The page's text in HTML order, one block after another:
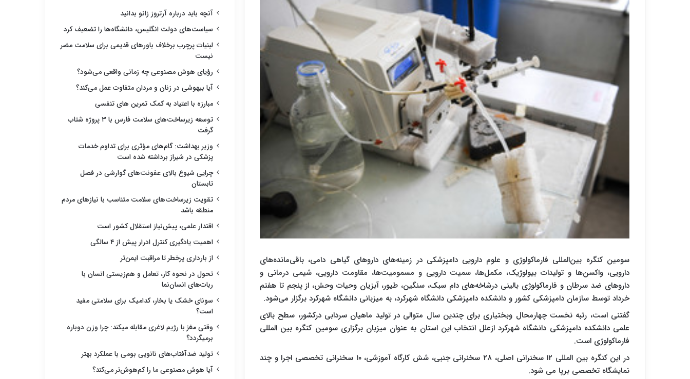
سومین کنگره بین‌المللی فارماکولوژی و علوم دارویی دامپزشکی در زمینه‌های داروهای گیاهی دامی، باقی‌مانده‌های
دارویی، واکسن‌ها و تولیدات بیولوژیک، مکمل‌ها، سمیت دارویی و مسمومیت‌ها، مقاومت دارویی، شیمی درمانی و
داروهای ضد سرطان و فارماکولوژی بالینی درشاخه‌های دام سبک، سنگین، طیور، آبزیان وحیات ‌وحش، از پنجم تا هفتم
خرداد توسط سازمان دامپزشکی کشور و دانشکده دامپزشکی دانشگاه شهرکرد، به میزبانی دانشگاه شهرکرد برگزار می‏‌شود.
گفتنی است، رتبه نخست چهارمحال وبختیاری برای چندین سال متوالی در تولید ماهیان سردابی درکشور، سطح بالای
علمی دانشکده دامپزشکی دانشگاه شهرکرد ازعلل انتخاب این استان به عنوان میزبان برگزاری سومین کنگره بین المللی
فارماکولوژی است.
در این کنگره بین المللی ۱۲ سخنرانی اصلی، ۲۸ سخنرانی جنبی، شش کارگاه آموزشی، ۱۰ سخنرانی تخصصی اجرا و چند
نمایشگاه تخصصی برپا می شود.
آنچه باید درباره آرتروز زانو بدانید
سیاست‌های دولت انگلیس، دانشگاه‌ها را تضعیف کرد
لبنیات پرچرب برخلاف باورهای قدیمی برای سلامت مضر
نیست
رؤیای هوش مصنوعی چه زمانی واقعی می‌شود؟
آیا بیهوشی در زنان و مردان متفاوت عمل می‌کند؟
مبارزه با اعتیاد به کمک تمرین های تنفسی
توسعه زیرساخت‌های سلامت فارس با ۳ پروژه شتاب
گرفت
وزیر بهداشت: گام‌های مؤثری برای تداوم خدمات
پزشکی در شیراز برداشته شده است
چرایی شیوع بالای عفونت‌های گوارشی در فصل
تابستان
تقویت زیرساخت‌های سلامت متناسب با نیازهای مردم
منطقه باشد
اقتدار علمی، پیش‌نیاز استقلال کشور است
اهمیت یادگیری کنترل ادرار پیش از ۴ سالگی
از بارداری پرخطر تا مراقبت ایمن‌تر
تحول در نحوه کار، تعامل و هم‌زیستی انسان با
ربات‌های انسان‌نما
سونای خشک یا بخار، کدامیک برای سلامتی مفید
است؟
وقتی مغز با رژیم لاغری مقابله میکند: چرا وزن دوباره
برمیگردد؟
تولید ضدآفتاب‌های نانویی بومی با عملکرد بهتر
آیا هوش مصنوعی ما را کم‌هوش‌تر می‌کند؟